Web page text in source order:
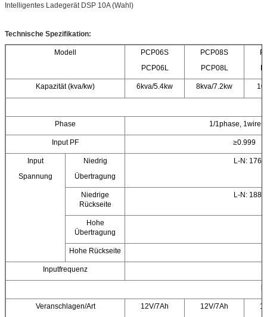
Intelligentes Ladegerät DSP 10A (Wahl)
Technische Spezifikation:
Modell
PCP06S
PCP06L
PCP08S
PCP08L
Kapazität (kva/kw) 6kva/5.4kw 8kva/7.2kw
Phase 1/1phase,
Input PF ≥0.999
Input
Spannung
Niedrig
Übertragung
L-N: 176
Niedrige
Rückseite
L-N: 188
Hohe
Übertragung
Hohe Rückseite
Inputfrequenz
Veranschlagen/Art 12V/7Ah 12V/7Ah